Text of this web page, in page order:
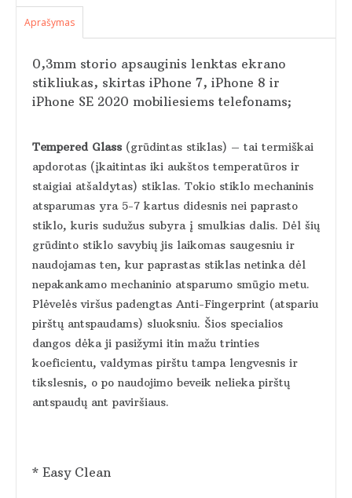
Aprašymas
0,3mm storio apsauginis lenktas ekrano
stikliukas, skirtas iPhone 7, iPhone 8 ir
iPhone SE 2020 mobiliesiems telefonams;
Tempered Glass (grūdintas stiklas) – tai termiškai
apdorotas (įkaitintas iki aukštos temperatūros ir
staigiai atšaldytas) stiklas. Tokio stiklo mechaninis
atsparumas yra 5-7 kartus didesnis nei paprasto
stiklo, kuris sudužus subyra į smulkias dalis. Dėl šių
grūdinto stiklo savybių jis laikomas saugesniu ir
naudojamas ten, kur paprastas stiklas netinka dėl
nepakankamo mechaninio atsparumo smūgio metu.
Plėvelės viršus padengtas Anti-Fingerprint (atspariu
pirštų antspaudams) sluoksniu. Šios specialios
dangos dėka ji pasižymi itin mažu trinties
koeficientu, valdymas pirštu tampa lengvesnis ir
tikslesnis, o po naudojimo beveik nelieka pirštų
antspaudų ant paviršiaus.
* Easy Clean